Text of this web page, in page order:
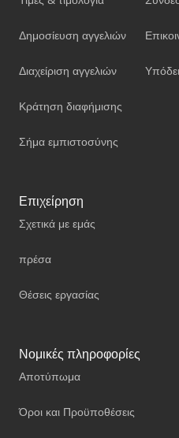
Δημοσίευση αγγελιών
Διαχείριση αγγελιών
Κράτηση διαφήμισης
Σήμα εμπιστοσύνης
Επιχείρηση
Σχετικά με εμάς
πρέσα
Θέσεις εργασίας
Νομικές πληροφορίες
Αποτύπωμα
Όροι και Προϋποθέσεις